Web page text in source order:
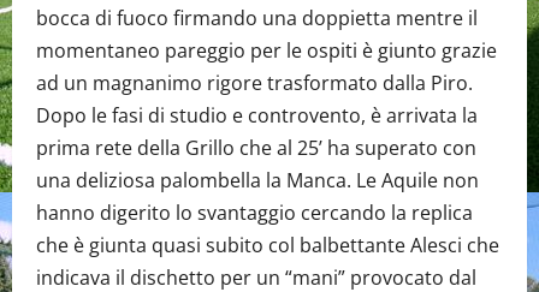
bocca di fuoco firmando una doppietta mentre il
momentaneo pareggio per le ospiti è giunto grazie
ad un magnanimo rigore trasformato dalla Piro.
Dopo le fasi di studio e controvento, è arrivata la
prima rete della Grillo che al 25’ ha superato con
una deliziosa palombella la Manca. Le Aquile non
hanno digerito lo svantaggio cercando la replica
che è giunta quasi subito col balbettante Alesci che
indicava il dischetto per un “mani” provocato dal